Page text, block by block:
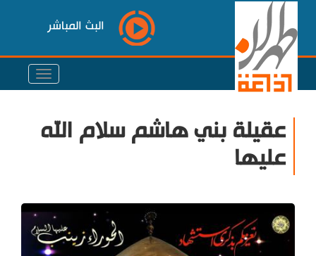
البث المباشر
عقيلة بني هاشم سلام الله
عليها